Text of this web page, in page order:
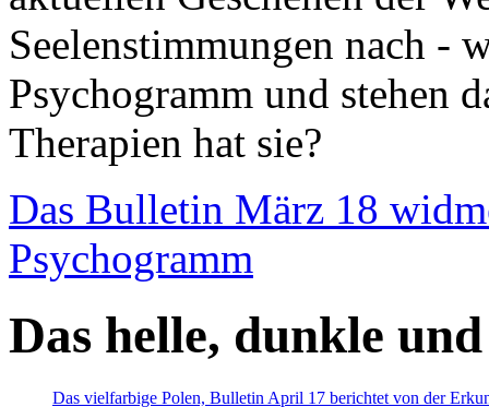
Seelenstimmungen nach -
Psychogramm und stehen
Therapien hat sie?
Das Bulletin März 18
Psychogramm
Das helle, dunkle
Das vielfarbige Polen, Bulletin April 17 berichtet von der